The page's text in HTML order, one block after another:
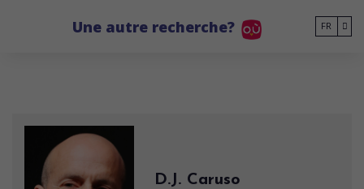
Une autre recherche? FR
D.J. Caruso